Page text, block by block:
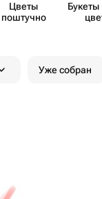
Цветы
поштучно
Букеты
Уже собран